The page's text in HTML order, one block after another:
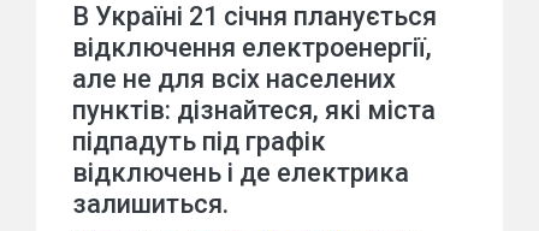
В Україні 21 січня планується
відключення електроенергії,
але не для всіх населених
пунктів: дізнайтеся, які міста
підпадуть під графік
відключень і де електрика
залишиться.